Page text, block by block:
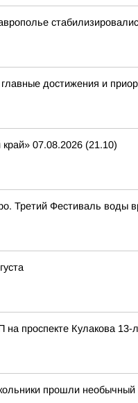
достижения и
07.08.2026 (21.10)
Третий Фестиваль воды
проспекте Кулакова 13-
прошли